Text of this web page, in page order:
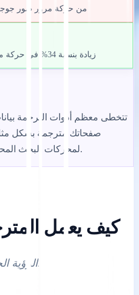
0% من حركة مرور صور
زيادة بنسبة 34% في حركة مرور صور جوجل من أمريكا اللاتينية
تتخطى معظم أدوات الترجمة
صفحاتك مترجمة بشكل
لمحركات البحث المحلية. أداتنا تسد هذه الفجوة تلقائيًا.
كيف يعمل
الرؤية الحاسوبية تلتقي بذكاء الترجمة.